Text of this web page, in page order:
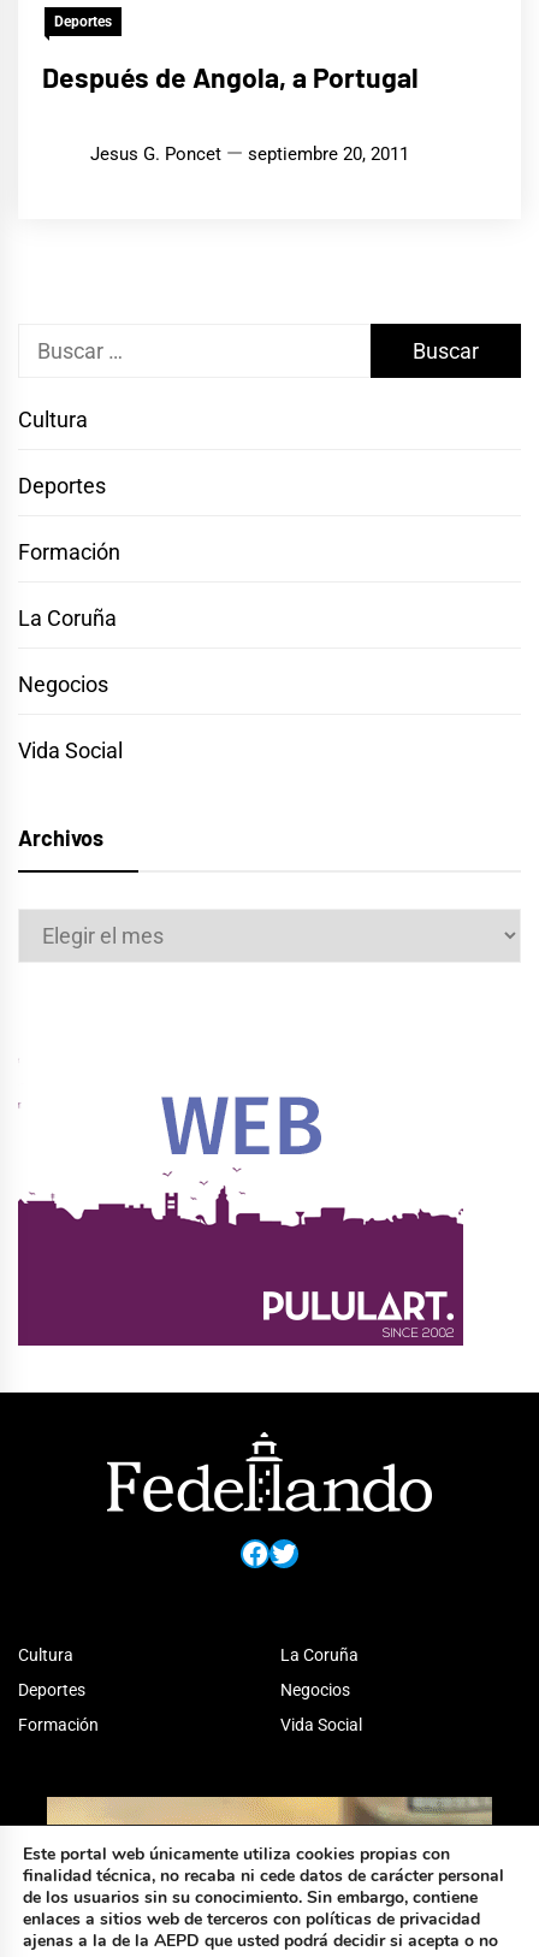
Deportes
Después de Angola, a Portugal
Jesus G. Poncet septiembre 20, 2011
Buscar:
Cultura
Deportes
Formación
La Coruña
Negocios
Vida Social
Archivos
Archivos
Facebook
Twitter
Cultura
Deportes
Formación
La Coruña
Negocios
Vida Social
Este portal web únicamente utiliza cookies propias con
finalidad técnica, no recaba ni cede datos de carácter personal
de los usuarios sin su conocimiento. Sin embargo, contiene
enlaces a sitios web de terceros con políticas de privacidad
ajenas a la de la AEPD que usted podrá decidir si acepta o no